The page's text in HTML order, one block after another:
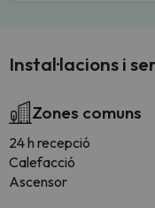
Instal·lacions i
Zones comuns
24 h recepció
Calefacció
Ascensor